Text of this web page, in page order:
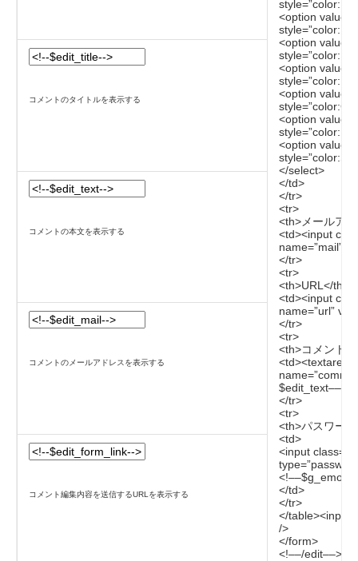
<option
<option
<option
<option
<option
<option
</select>
</td>
</tr>
<tr>
<th>メールア
<td><input
name=”mail”
</tr>
<tr>
<th>URL</th>
<td><input
name=”url”
</tr>
<tr>
<th>コメント</
<td><textarea
</tr>
<tr>
<th>パスワー
<td>
<input
</td>
</tr>
</table><input
/>
</form>
<!––/edit––>
コメントのタイトルを表示する
コメントの本文を表示する
コメントのメールアドレスを表示する
コメント編集内容を送信するURLを表示する